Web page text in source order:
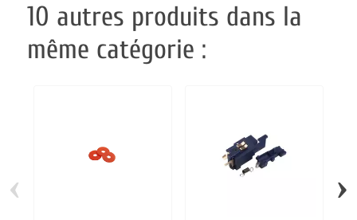
10 autres produits dans la
même catégorie :
‹ ›